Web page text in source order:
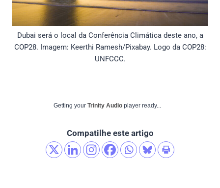
Dubai será o local da Conferência Climática deste ano, a
COP28. Imagem: Keerthi Ramesh/Pixabay. Logo da COP28:
UNFCCC.
Getting your Trinity Audio player ready...
Compatilhe este artigo